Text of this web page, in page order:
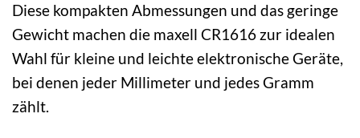
Diese kompakten Abmessungen und das geringe
Gewicht machen die maxell CR1616 zur idealen
Wahl für kleine und leichte elektronische Geräte,
bei denen jeder Millimeter und jedes Gramm
zählt.